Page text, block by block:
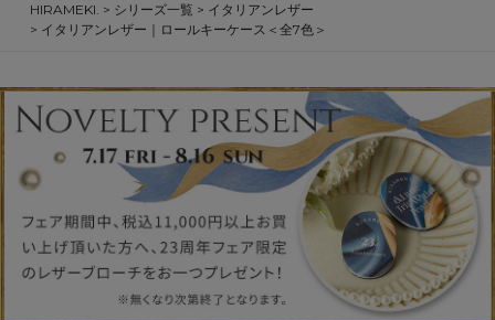
HIRAMEKI. シリーズ一覧
イタリアンレザー
イタリアンレザー｜ロールキーケース＜全7色＞